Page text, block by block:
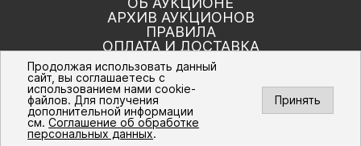
АРХИВ АУКЦИОНОВ
ПРАВИЛА
ОПЛАТА И ДОСТАВКА
КОНТАКТЫ
Политика компании в отношении обработки
персональных данных
© Интернет-аукцион «Золотник». Все
права защищены. 2016 – 2026 г.
Продолжая использовать данный
сайт, вы соглашаетесь с
использованием нами cookie-
файлов. Для получения
дополнительной информации
см.Соглашение об обработке
персональных данных.
Принять